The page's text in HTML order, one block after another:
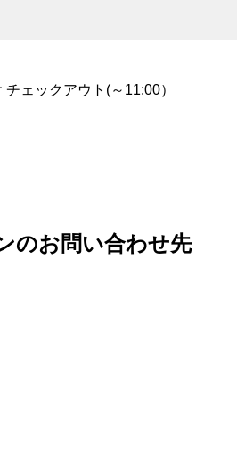
チェックアウト(～11:00）
のお問い合わせ先